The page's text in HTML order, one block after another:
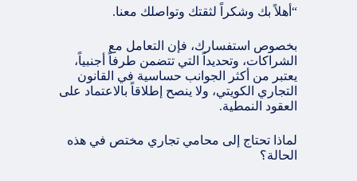
“أهلاً بك وشكراً لثقتك وتواصلك معنا.
بخصوص استفسارك، فإن التعامل مع
الشراكات، وتحديداً التي تتضمن طرفاً أجنبياً،
يعتبر من أكثر الجوانب حساسية في القانون
التجاري الكويتي، ولا ينصح إطلاقاً بالاعتماد على
العقود النمطية.
لماذا تحتاج إلى محامي تجاري مختص في هذه
الحالة؟